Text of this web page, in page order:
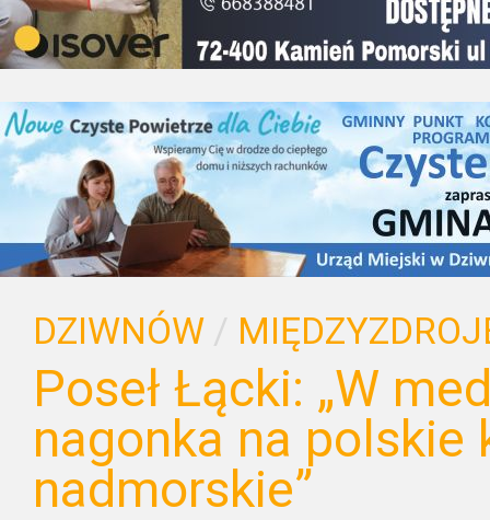
DZIWNÓW /
Poseł Łącki: „W
nagonka na polskie
nadmorskie”